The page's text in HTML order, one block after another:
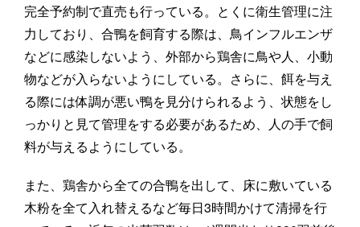
完全予約制で直売も行っている。とくに衛生管理に注
力しており、合鴨を飼育する際は、鳥インフルエンザ
などに感染しないよう、外部から鶏舎に鳥や人、小動
物などが入らないようにしている。さらに、餌を与え
る際には体調が悪い鴨を見分けられるよう、状態をし
っかりと見て管理をする必要があるため、人の手で飼
料が与えるようにしている。
また、鶏舎から全ての合鴨を出して、床に敷いている
木粉を全て入れ替えるなど毎日3時間かけて清掃を行